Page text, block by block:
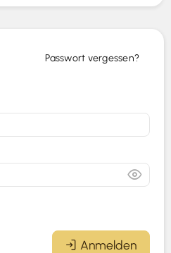
Passwort vergessen?
Anmelden